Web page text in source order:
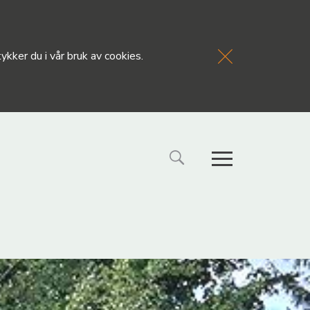
du i vår bruk av cookies.